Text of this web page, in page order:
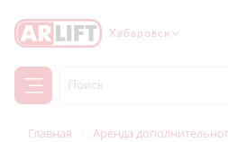
Хабаровск
Главная
Аренда